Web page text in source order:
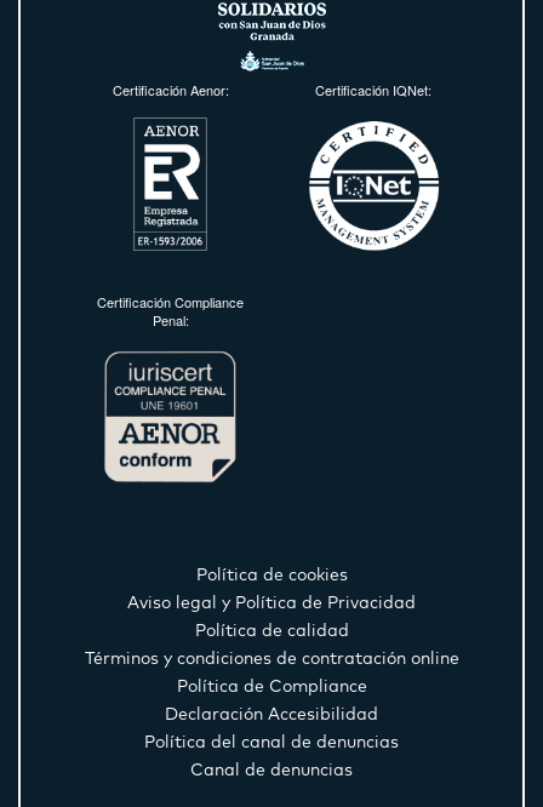
Certificación Aenor: Certificación IQNet:
Certificación Compliance
Penal:
Política de cookies
Aviso legal y Política de Privacidad
Política de calidad
Términos y condiciones de contratación online
Política de Compliance
Declaración Accesibilidad
Política del canal de denuncias
Canal de denuncias